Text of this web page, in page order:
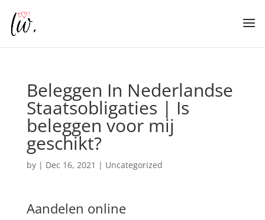
Beleggen In Nederlandse
Staatsobligaties | Is
beleggen voor mij
geschikt?
by | Dec 16, 2021 | Uncategorized
Aandelen online